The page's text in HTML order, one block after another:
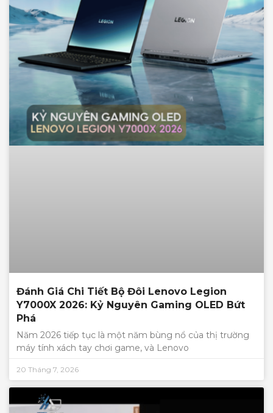
Đánh Giá Chi Tiết Bộ Đôi Lenovo Legion
Y7000X 2026: Kỷ Nguyên Gaming OLED Bứt
Phá
Năm 2026 tiếp tục là một năm bùng nổ của thị trường
máy tính xách tay chơi game, và Lenovo
20 Tháng 7, 2026